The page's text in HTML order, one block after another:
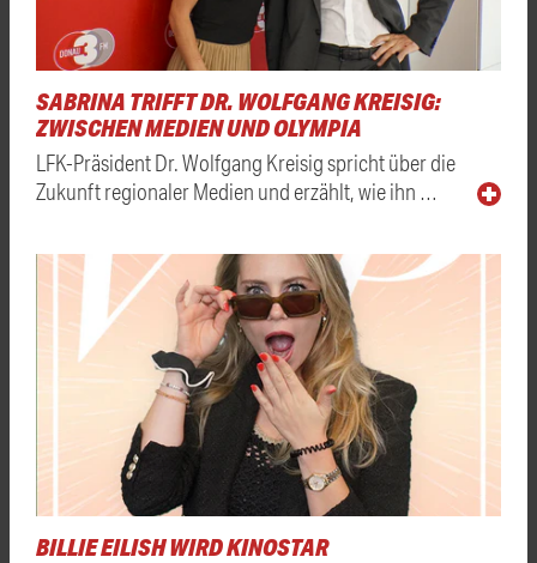
SABRINA TRIFFT DR. WOLFGANG KREISIG:
ZWISCHEN MEDIEN UND OLYMPIA
LFK-Präsident Dr. Wolfgang Kreisig spricht über die
Zukunft regionaler Medien und erzählt, wie ihn …
BILLIE EILISH WIRD KINOSTAR